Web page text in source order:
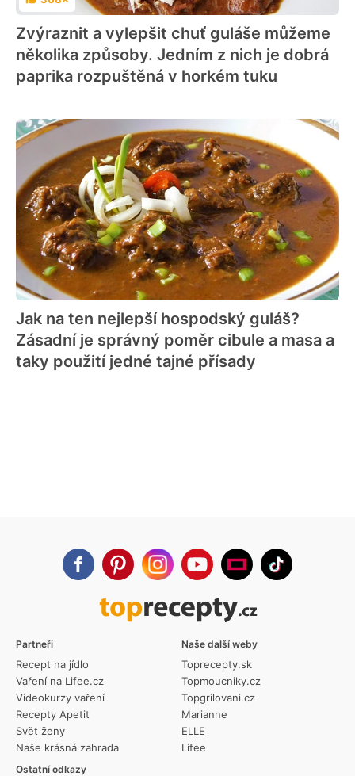
Hodnocení
Zvýraznit a vylepšit chuť guláše můžeme
několika způsoby. Jedním z nich je dobrá
paprika rozpuštěná v horkém tuku
Jak na ten nejlepší hospodský guláš?
Zásadní je správný poměr cibule a masa a
taky použití jedné tajné přísady
Partneři
Recept na jídlo
Vaření na Lifee.cz
Videokurzy vaření
Recepty Apetit
Svět ženy
Naše krásná zahrada
Ostatní odkazy
Naše další weby
Toprecepty.sk
Topmoucniky.cz
Topgrilovani.cz
Marianne
ELLE
Lifee